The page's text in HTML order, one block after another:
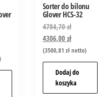
Sorter do bilonu
Glover HCS-32
4784,70zł
4306,00zł
(3500,81 złnetto)
Dodaj do
koszyka